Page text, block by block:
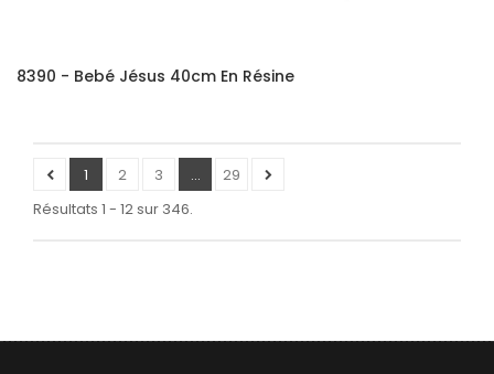
8390 - Bebé Jésus 40cm En Résine
1 2 3 ...
29
Résultats 1 - 12 sur 346.